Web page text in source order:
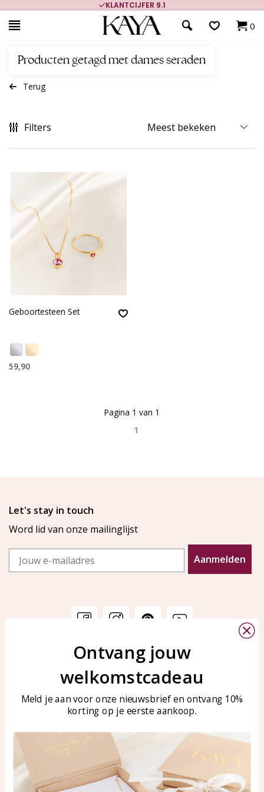
KLANTCIJFER 9.1
0
Producten getagd met dames seraden
Terug
Filters
Geboortesteen Set
59,90
1
Pagina 1 van 1
Let's stay in touch
Word lid van onze mailinglijst
Email
Aanmelden
Veelgestelde vragen
Sieraden onderhouden
KAYA Sieraden
Bellen of WhatsApp Ma-Vr
Tel: 0850003187
WhatsApp: 0850003187
klantenservice@kayasierade
Ontvang jouw
welkomstcadeau
Meld je aan voor onze nieuwsbrief en ontvang 10%
korting op je eerste aankoop.